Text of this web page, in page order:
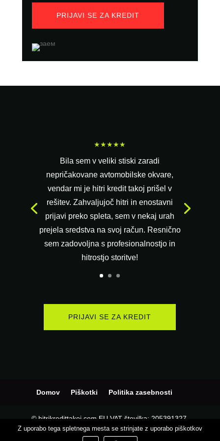
PRIJAVI SE ZA KREDIT
★★★★★
Bila sem v veliki stiski zaradi
nepričakovane avtomobilske okvare,
vendar mi je hitri kredit takoj prišel v
rešitev. Zahvaljujoč hitri in enostavni
prijavi preko spleta, sem v nekaj urah
prejela sredstva na svoj račun. Resnično
sem zadovoljna s profesionalnostjo in
hitrostjo storitve!
PRIJAVI SE ZA KREDIT
Domov Piškotki Politika zasebnosti
© hitrikredittakoj.com EU VAT številka: 205391327,
Podjetje:KD CAPITAL LTD, Naslov: UL.L. KARAVELOV
Z uporabo tega spletnega mesta se strinjate z uporabo piškotkov